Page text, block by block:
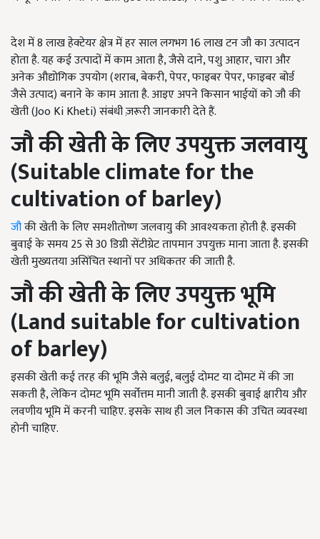
देश में 8 लाख हेक्टेयर क्षेत्र में हर साल लगभग 16 लाख टन जौ का उत्पादन
होता है. यह कई उत्पादों में काम आता है, जैसे दाने, पशु आहार, चारा और
अनेक औद्योगिक उपयोग (शराब, बेकरी, पेपर, फाइबर पेपर, फाइबर बोर्ड
जैसे उत्पाद) बनाने के काम आता है. आइए अपने किसान भाईयों को जौ की
खेती (Joo Ki Kheti) संबंधी ज़रूरी जानकारी देते हैं.
जौ की खेती के लिए उपयुक्त जलवायु
(Suitable climate for the
cultivation of barley)
जौकी खेती के लिए समशीतोष्ण जलवायु की आवश्यकता होती है. इसकी
बुवाई के समय 25 से 30 डिग्री सेंटीग्रेट तापमान उपयुक्त माना जाता है. इसकी
खेती मुख्यतया असिंचित स्थानों पर अधिकतर की जाती है.
जौ की खेती के लिएउपयुक्त भूमि
(Land suitable for cultivation
of barley)
इसकी खेती कई तरह की भूमि जैसे बलुई, बलुई दोमट या दोमट में की जा
सकती है, लेकिन दोमट भूमि सर्वोत्तम मानी जाती है. इसकी बुवाई क्षारीय और
लवणीय भूमि में करनी चाहिए. इसके साथ ही जल निकास की उचित व्यवस्था
होनी चाहिए.